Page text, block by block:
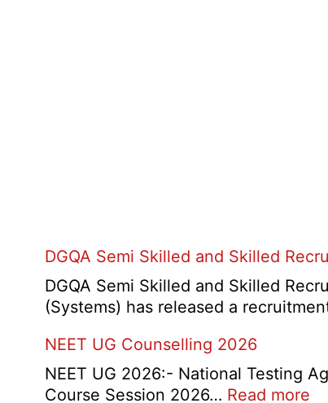
DGQA Semi Skilled and Skilled
DGQA Semi Skilled and Skilled
(Systems) has released a
NEET UG Counselling 2026
NEET UG 2026:- National Testing
Course Session 2026… Read more